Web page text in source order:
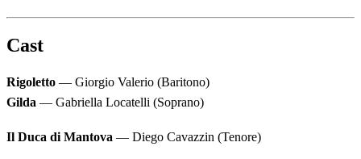
Cast
Rigoletto — Giorgio Valerio (Baritono)
Gilda — Gabriella Locatelli (Soprano)
Il Duca di Mantova — Diego Cavazzin (Tenore)